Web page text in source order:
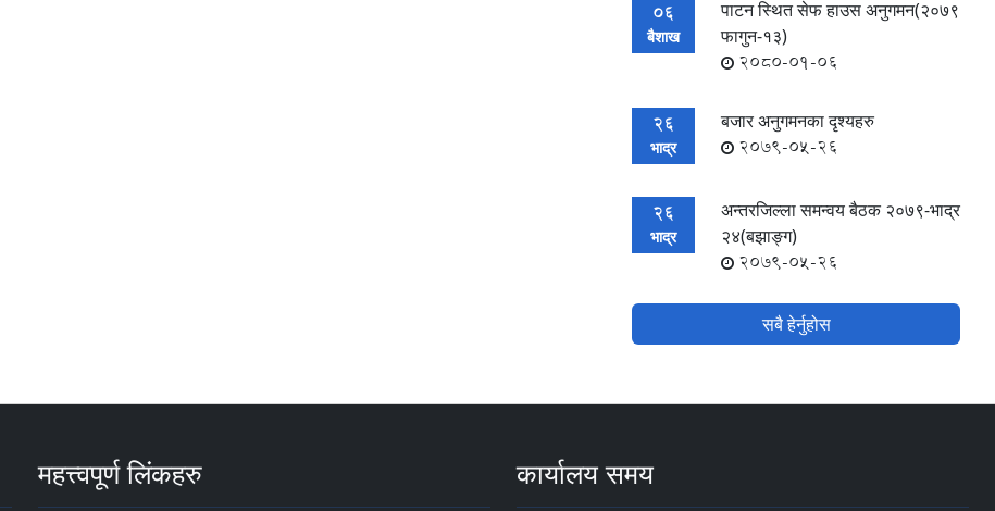
06
बैशाख
पाटन स्थित सेफ हाउस अनुगमन(२०७९
फागुन-१३)
2080-01-06
26
भाद्र
बजार अनुगमनका दृश्यहरु
2079-05-26
26
भाद्र
अन्तरजिल्ला समन्वय बैठक २०७९-भाद्र
२४(बझाङ्ग)
2079-05-26
सबै हेर्नुहोस
महत्त्वपूर्ण लिंकहरु कार्यालय समय